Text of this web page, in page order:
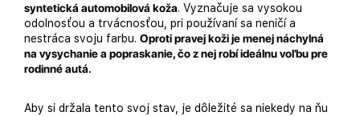
syntetická automobilová koža. Vyznačuje sa vysokou
odolnosťou a trvácnosťou, pri používaní sa neničí a
nestráca svoju farbu. Oproti pravej koži je menej náchylná
na vysychanie a popraskanie, čo z nej robí ideálnu voľbu pre
rodinné autá.
Aby si držala tento svoj stav, je dôležité sa niekedy na ňu